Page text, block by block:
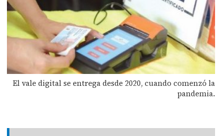
El vale digital se entrega desde 2020, cuando comenzó la
pandemia.